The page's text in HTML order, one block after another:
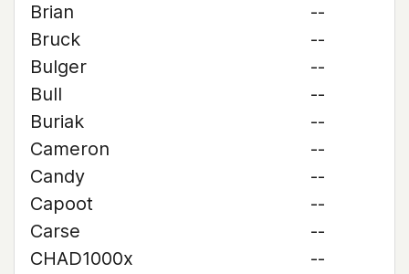
Brian
--
Bruck
--
Bulger
--
Bull
--
Buriak
--
Cameron
--
Candy
--
Capoot
--
Carse
--
CHAD1000x
--